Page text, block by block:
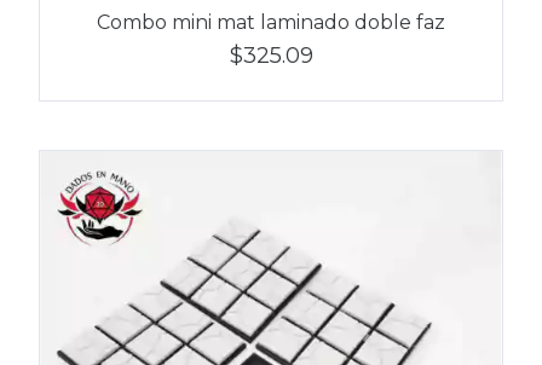
Combo mini mat laminado doble faz
$325.09